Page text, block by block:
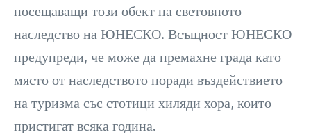
посещаващи този обект на световното
наследство на ЮНЕСКО. Всъщност ЮНЕСКО
предупреди, че може да премахне града като
място от наследството поради въздействието
на туризма със стотици хиляди хора, които
пристигат всяка година.